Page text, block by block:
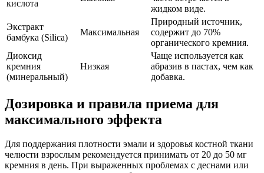
кислота
жидком виде.
Экстракт
бамбука (Silica)
Максимальная
Природный источник,
содержит до 70%
органического кремния.
Диоксид
кремния
(минеральный)
Низкая
Чаще используется как
абразив в пастах, чем как
добавка.
Дозировка и правила приема для
максимального эффекта
Для поддержания плотности эмали и здоровья костной ткани
челюсти взрослым рекомендуется принимать от 20 до 50 мг
кремния в день. При выраженных проблемах с деснами или